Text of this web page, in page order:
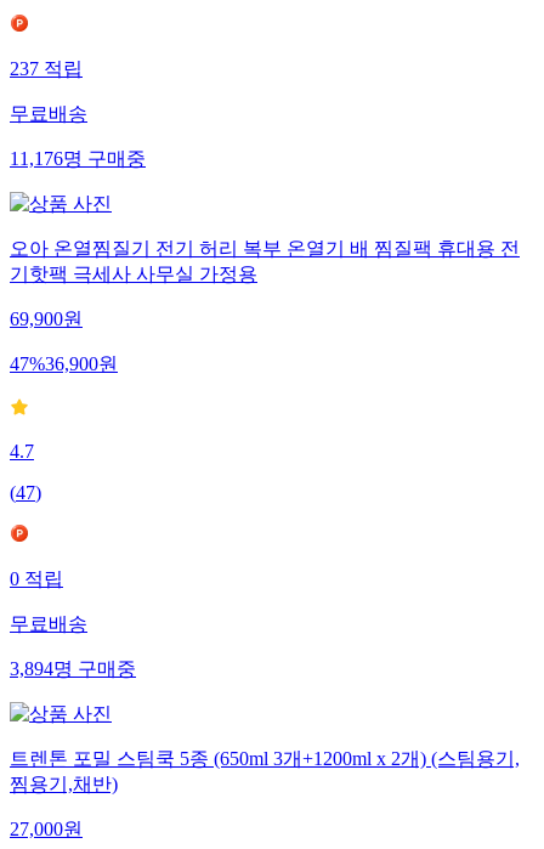
237적립
무료배송
11,176명구매중
오아 온열찜질기 전기 허리 복부 온열기 배 찜질팩 휴대용 전
기핫팩 극세사 사무실 가정용
69,900원
47%36,900원
4.7
(47)
0적립
무료배송
3,894명구매중
트렌톤 포밀 스팀쿡 5종 (650ml 3개+1200ml x 2개) (스팀용기,
찜용기,채반)
27,000원